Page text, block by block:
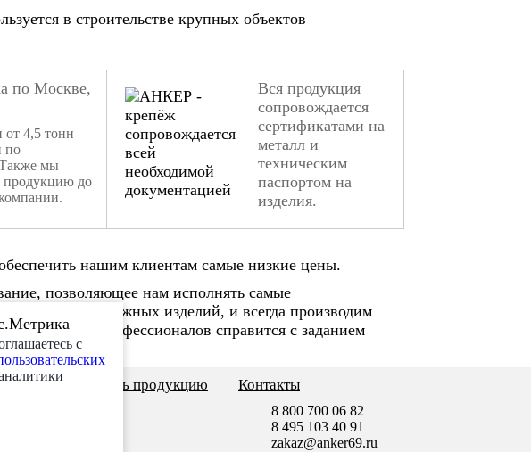
в строительстве крупных объектов
по Москве,
от 4,5 тонн
по
мы
продукцию до
Вся продукция
сопровождается
сертификатами на
металл и
техническим
паспортом на
изделия.
нашим клиентам самые низкие цены.
позволяющее нам исполнять самые
сложных изделий, и всегда производим
команда профессионалов справится с заданием
Заказать продукцию Контакты
8 800 700 06 82
8 495 103 40 91
zakaz@anker69.ru
с